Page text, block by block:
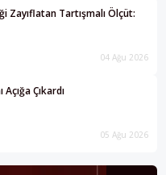
Zayıflatan Tartışmalı Ölçüt:
04 Ağu 2026
Açığa Çıkardı
05 Ağu 2026